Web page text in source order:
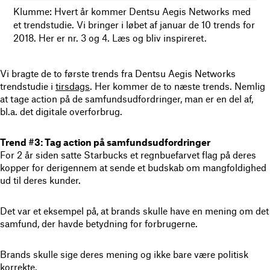
Klumme: Hvert år kommer Dentsu Aegis Networks med
et trendstudie. Vi bringer i løbet af januar de 10 trends for
2018. Her er nr. 3 og 4. Læs og bliv inspireret.
Vi bragte de to første trends fra Dentsu Aegis Networks
trendstudie i tirsdags. Her kommer de to næste trends. Nemlig
at tage action på de samfundsudfordringer, man er en del af,
bl.a. det digitale overforbrug.
Trend #3: Tag action på samfundsudfordringer
For 2 år siden satte Starbucks et regnbuefarvet flag på deres
kopper for derigennem at sende et budskab om mangfoldighed
ud til deres kunder.
Det var et eksempel på, at brands skulle have en mening om det
samfund, der havde betydning for forbrugerne.
Brands skulle sige deres mening og ikke bare være politisk
korrekte.